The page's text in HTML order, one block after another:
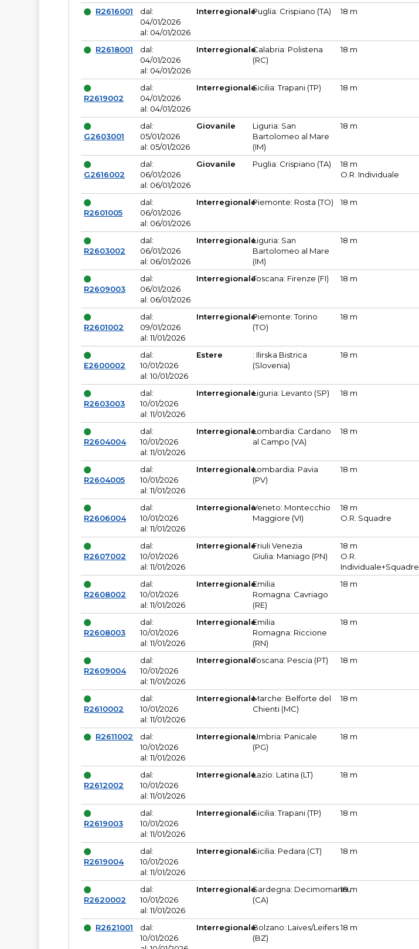
R2616001
dal:
04/01/2026
al: 04/01/2026
InterregionalePuglia: Crispiano (TA) 18 m
R2618001
dal:
04/01/2026
al: 04/01/2026
InterregionaleCalabria: Polistena
(RC)
18 m
R2619002
dal:
04/01/2026
al: 04/01/2026
InterregionaleSicilia: Trapani (TP) 18 m
G2603001
dal:
05/01/2026
al: 05/01/2026
Giovanile
Liguria: San
Bartolomeo al Mare
(IM)
18 m
G2616002
dal:
06/01/2026
al: 06/01/2026
Giovanile Puglia: Crispiano (TA)
18 m
O.R. Individuale
R2601005
dal:
06/01/2026
al: 06/01/2026
InterregionalePiemonte: Rosta (TO) 18 m
R2603002
dal:
06/01/2026
al: 06/01/2026
InterregionaleLiguria: San
Bartolomeo al Mare
(IM)
18 m
R2609003
dal:
06/01/2026
al: 06/01/2026
InterregionaleToscana: Firenze (FI) 18 m
R2601002
dal:
09/01/2026
al: 11/01/2026
InterregionalePiemonte: Torino
(TO)
18 m
E2600002
dal:
10/01/2026
al: 10/01/2026
Estere
: Ilirska Bistrica
(Slovenia)
18 m
R2603003
dal:
10/01/2026
al: 11/01/2026
InterregionaleLiguria: Levanto (SP) 18 m
R2604004
dal:
10/01/2026
al: 11/01/2026
InterregionaleLombardia: Cardano
al Campo (VA)
18 m
R2604005
dal:
10/01/2026
al: 11/01/2026
InterregionaleLombardia: Pavia
(PV)
18 m
R2606004
dal:
10/01/2026
al: 11/01/2026
InterregionaleVeneto: Montecchio
Maggiore (VI)
18 m
O.R. Squadre
R2607002
dal:
10/01/2026
al: 11/01/2026
InterregionaleFriuli Venezia
Giulia: Maniago (PN)
18 m
O.R.
Individuale+Squadre
R2608002
dal:
10/01/2026
al: 11/01/2026
InterregionaleEmilia
Romagna: Cavriago
(RE)
18 m
R2608003
dal:
10/01/2026
al: 11/01/2026
InterregionaleEmilia
Romagna: Riccione
(RN)
18 m
R2609004
dal:
10/01/2026
al: 11/01/2026
InterregionaleToscana: Pescia (PT) 18 m
R2610002
dal:
10/01/2026
al: 11/01/2026
InterregionaleMarche: Belforte del
Chienti (MC)
18 m
R2611002
dal:
10/01/2026
al: 11/01/2026
InterregionaleUmbria: Panicale
(PG)
18 m
R2612002
dal:
10/01/2026
al: 11/01/2026
InterregionaleLazio: Latina (LT) 18 m
R2619003
dal:
10/01/2026
al: 11/01/2026
InterregionaleSicilia: Trapani (TP) 18 m
R2619004
dal:
10/01/2026
al: 11/01/2026
InterregionaleSicilia: Pedara (CT) 18 m
R2620002
dal:
10/01/2026
al: 11/01/2026
InterregionaleSardegna: Decimomannu
(CA)
18 m
R2621001
dal:
10/01/2026
InterregionaleBolzano: Laives/Leifers
(BZ)
18 m